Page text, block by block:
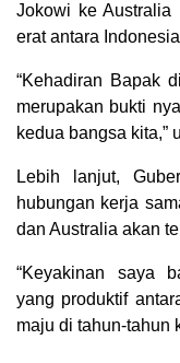
Jokowi ke Australia
erat antara
“Kehadiran Bapak
merupakan bukti
kedua bangsa kita,”
Lebih lanjut,
hubungan kerja
dan Australia akan
“Keyakinan saya
yang produktif
maju di tahun-tahun